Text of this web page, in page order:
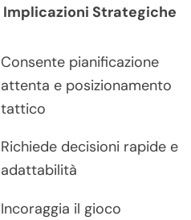
Implicazioni Strategiche
Consente pianificazione
attenta e posizionamento
tattico
Richiede decisioni rapide e
adattabilità
Incoraggia il gioco